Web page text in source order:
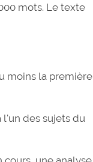
mots. Le texte
moins la première
des sujets du